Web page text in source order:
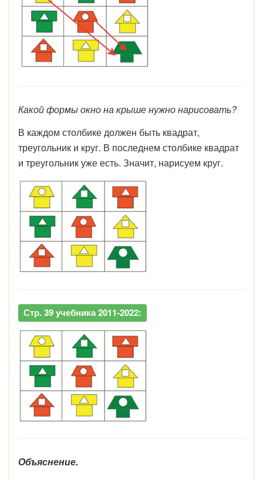
Какой формы окно на крыше нужно нарисовать?
В каждом столбике должен быть квадрат,
треугольник и круг. В последнем столбике квадрат
и треугольник уже есть. Значит, нарисуем круг.
Стр. 39 учебника 2011-2022:
Объяснение.